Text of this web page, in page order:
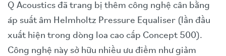
Q Acoustics đã trang bị thêm công nghệ cân bằng
áp suất âm Helmholtz Pressure Equaliser (lần đầu
xuất hiện trong dòng loa cao cấp Concept 500).
Công nghệ này sở hữu nhiều ưu điểm như giảm